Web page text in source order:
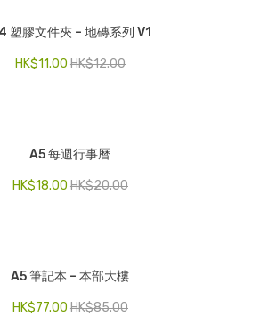
塑膠文件夾 – 地磚系列 V1
HK$12.00
HK$11.00
A5 每週行事曆
HK$20.00
HK$18.00
A5 筆記本 – 本部大樓
HK$85.00
HK$77.00